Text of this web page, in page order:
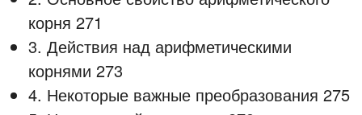
корня 271
3. Действия над арифметическими
корнями 273
4. Некоторые важные преобразования 275